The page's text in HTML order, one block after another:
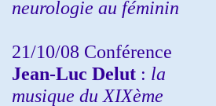
neurologie au féminin
21/10/08 Conférence
Jean-Luc Delut : la
musique du XIXème